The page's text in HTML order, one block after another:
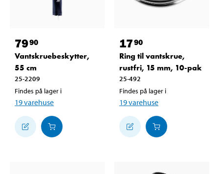
7990
Vantskruebeskytter,
55 cm
25-2209
Findes på lager i
19varehuse
1790
Ring til vantskrue,
rustfri, 15 mm, 10-pak
25-492
Findes på lager i
19varehuse